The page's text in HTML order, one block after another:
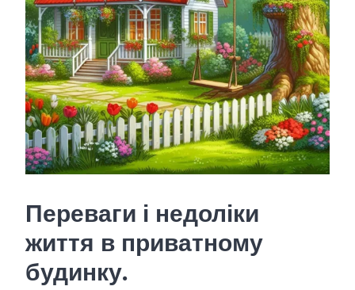
Переваги і недоліки
життя в приватному
будинку.